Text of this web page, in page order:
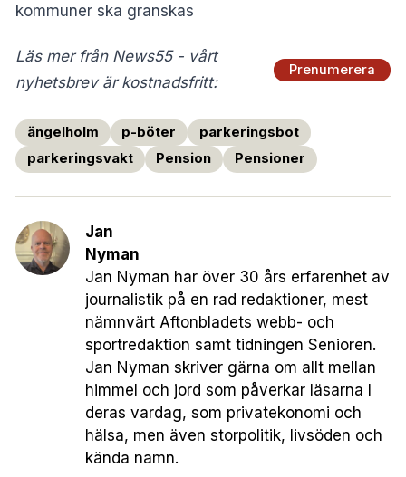
kommuner ska granskas
Läs mer från News55 - vårt
nyhetsbrev är kostnadsfritt:
Prenumerera
ängelholm p-böter
parkeringsbot
parkeringsvakt
Pension Pensioner
Jan
Nyman
Jan Nyman har över 30 års erfarenhet av
journalistik på en rad redaktioner, mest
nämnvärt Aftonbladets webb- och
sportredaktion samt tidningen Senioren.
Jan Nyman skriver gärna om allt mellan
himmel och jord som påverkar läsarna I
deras vardag, som privatekonomi och
hälsa, men även storpolitik, livsöden och
kända namn.